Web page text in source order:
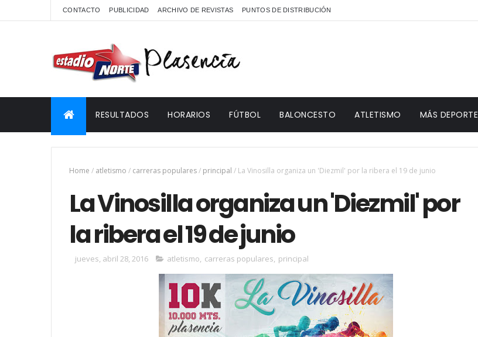
CONTACTO PUBLICIDAD ARCHIVO DE REVISTAS PUNTOS DE DISTRIBUCIÓN
RESULTADOS HORARIOS FÚTBOL BALONCESTO ATLETISMO MÁS DEPORTE
Home / atletismo / carreras populares/ principal / La Vinosilla organiza un 'Diezmil' por la ribera el 19 de junio
La Vinosilla organiza un 'Diezmil' por
la ribera el 19 de junio
jueves, abril 28, 2016 atletismo, carreras populares, principal